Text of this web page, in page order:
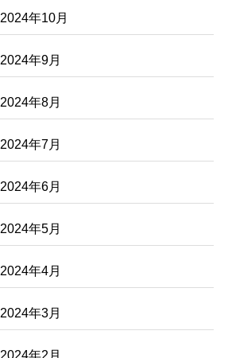
2024年10月
2024年9月
2024年8月
2024年7月
2024年6月
2024年5月
2024年4月
2024年3月
2024年2月